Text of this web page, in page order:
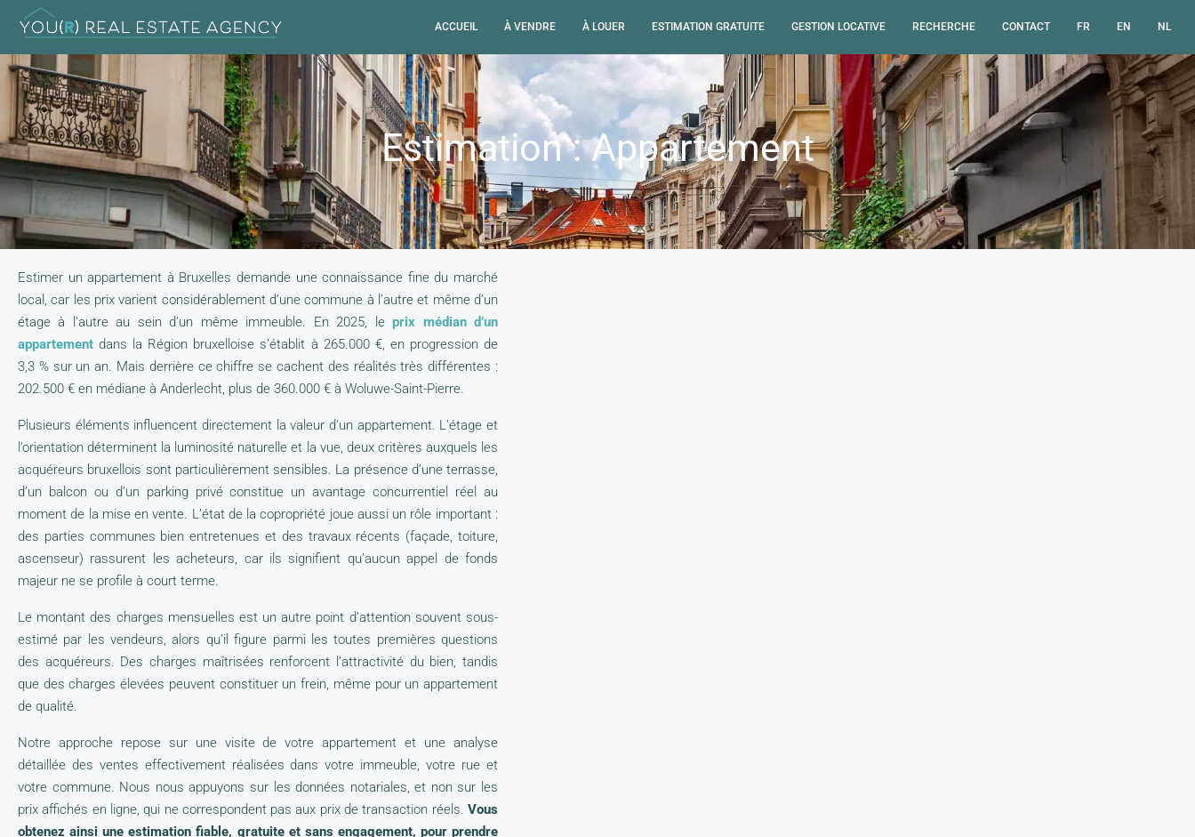
ACCUEIL À VENDRE À LOUER ESTIMATION GRATUITE GESTION LOCATIVE RECHERCHE CONTACT FR EN NL
Estimation : Appartement
Estimer un appartement à Bruxelles demande une connaissance fine du marché
local, car les prix varient considérablement d’une commune à l’autre et même d’un
étage à l’autre au sein d’un même immeuble. En 2025, leprix médian d’un
appartement dans la Région bruxelloise s’établit à 265.000 €, en progression de
3,3 % sur un an. Mais derrière ce chiffre se cachent des réalités très différentes :
202.500 € en médiane à Anderlecht, plus de 360.000 € à Woluwe-Saint-Pierre.
Plusieurs éléments influencent directement la valeur d’un appartement. L’étage et
l’orientation déterminent la luminosité naturelle et la vue, deux critères auxquels les
acquéreurs bruxellois sont particulièrement sensibles. La présence d’une terrasse,
d’un balcon ou d’un parking privé constitue un avantage concurrentiel réel au
moment de la mise en vente. L’état de la copropriété joue aussi un rôle important :
des parties communes bien entretenues et des travaux récents (façade, toiture,
ascenseur) rassurent les acheteurs, car ils signifient qu’aucun appel de fonds
majeur ne se profile à court terme.
Le montant des charges mensuelles est un autre point d’attention souvent sous-
estimé par les vendeurs, alors qu’il figure parmi les toutes premières questions
des acquéreurs. Des charges maîtrisées renforcent l’attractivité du bien, tandis
que des charges élevées peuvent constituer un frein, même pour un appartement
de qualité.
Notre approche repose sur une visite de votre appartement et une analyse
détaillée des ventes effectivement réalisées dans votre immeuble, votre rue et
votre commune. Nous nous appuyons sur les données notariales, et non sur les
prix affichés en ligne, qui ne correspondent pas aux prix de transaction réels. Vous
obtenez ainsi une estimation fiable, gratuite et sans engagement, pour prendre